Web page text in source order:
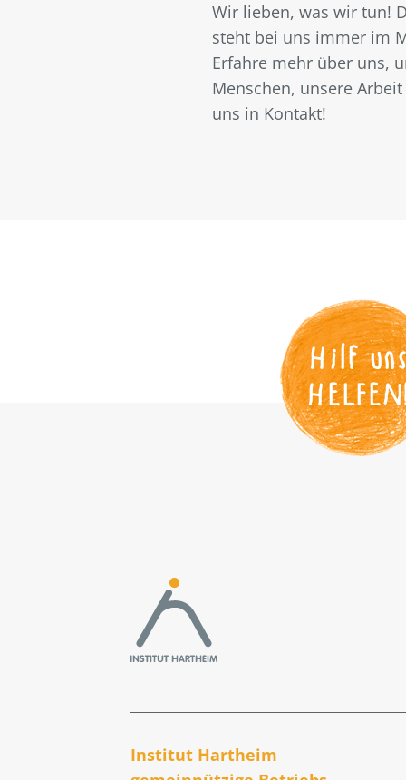
Wir lieben, was wir tun!
steht bei uns immer im
Erfahre mehr über uns,
Menschen, unsere
uns in Kontakt!
Hilf
HELFEN
Institut Hartheim